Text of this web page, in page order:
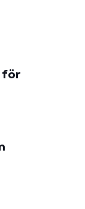
för